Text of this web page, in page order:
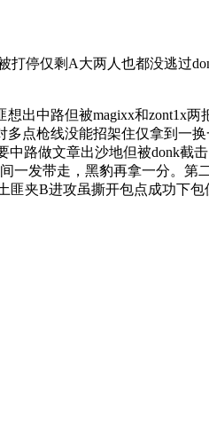
停仅剩A大两人也都没逃过
出中路但被magixx和zont1x两
点枪线没能招架住仅拿到一
路做文章出沙地但被donk截
一发带走，黑豹再拿一分。第
匪夹B进攻虽撕开包点成功下